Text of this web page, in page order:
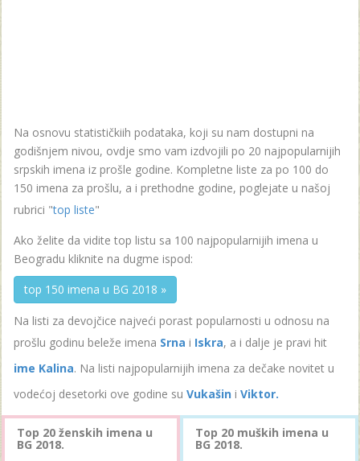
Na osnovu statističkiih podataka, koji su nam dostupni na
godišnjem nivou, ovdje smo vam izdvojili po 20 najpopularnijih
srpskih imena iz prošle godine. Kompletne liste za po 100 do
150 imena za prošlu, a i prethodne godine, poglejate u našoj
rubrici "top liste"
Ako želite da vidite top listu sa 100 najpopularnijih imena u
Beogradu kliknite na dugme ispod:
top 150 imena u BG 2018 »
Na listi za devojčice najveći porast popularnosti u odnosu na
prošlu godinu beleže imena Srna i Iskra, a i dalje je pravi hit
ime Kalina. Na listi najpopularnijih imena za dečake novitet u
vodećoj desetorki ove godine su Vukašin i Viktor.
Top 20 ženskih imena u
BG 2018.
Top 20 muških imena u
BG 2018.